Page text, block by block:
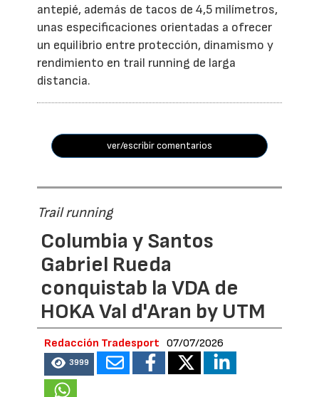
antepié, además de tacos de 4,5 milímetros,
unas especificaciones orientadas a ofrecer
un equilibrio entre protección, dinamismo y
rendimiento en trail running de larga
distancia.
ver/escribir comentarios
Trail running
Columbia y Santos
Gabriel Rueda
conquistab la VDA de
HOKA Val d'Aran by UTM
Redacción Tradesport 07/07/2026
3999